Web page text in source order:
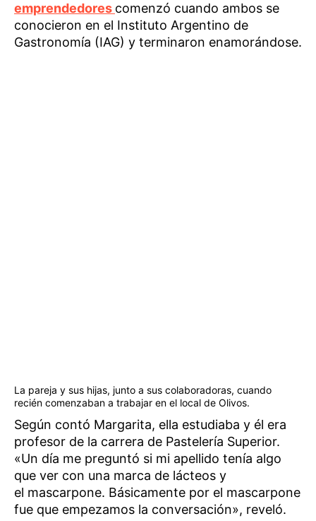
emprendedores comenzó cuando ambos se
conocieron en el Instituto Argentino de
Gastronomía (IAG) y terminaron enamorándose.
La pareja y sus hijas, junto a sus colaboradoras, cuando
recién comenzaban a trabajar en el local de Olivos.
Según contó Margarita, ella estudiaba y él era
profesor de la carrera de Pastelería Superior.
«Un día me preguntó si mi apellido tenía algo
que ver con una marca de lácteos y
el mascarpone. Básicamente por el mascarpone
fue que empezamos la conversación», reveló.